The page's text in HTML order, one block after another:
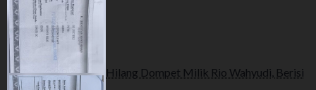
Hilang Dompet Milik Rio Wahyudi, Berisi